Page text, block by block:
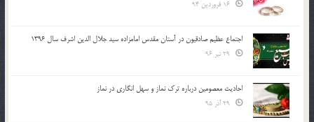
اجتماع عظیم صادقیون در آستان مقدس امامزاده سید جلال الدین اشرف سال 1396
احادیث معصومین درباره ترک نماز و سهل انگاری در نماز